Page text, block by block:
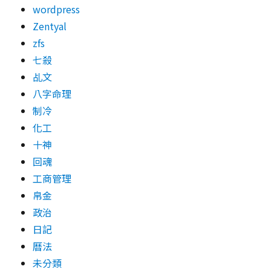
wordpress
Zentyal
zfs
七殺
乩文
八字命理
制冷
化工
十神
回魂
工商管理
帛金
政治
日記
曆法
未分類